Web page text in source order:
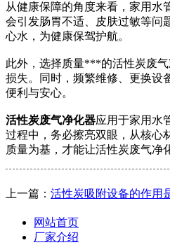
从健康保障的角度来看，家用水
会引发肠胃不适、皮肤过敏等问
心水，为健康保驾护航。
此外，选择质量***的活性炭废
损失。同时，频繁维修、更换设
便利与安心。
活性炭废气净化器应用于家用水
过程中，务必擦亮双眼，从核心
质量为基，才能让活性炭废气净
上一篇： 活性炭吸附设备的作用
网站首页
厂家介绍